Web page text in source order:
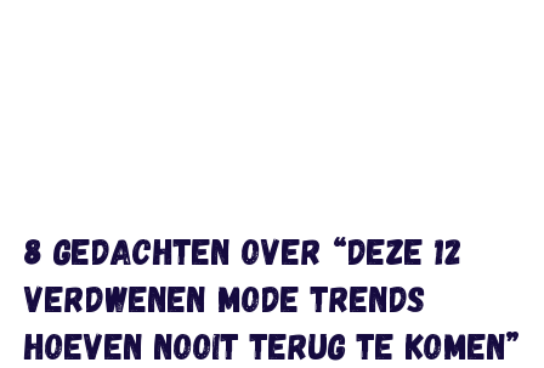
8 gedachten over “Deze 12
verdwenen mode trends
hoeven nooit terug te komen”